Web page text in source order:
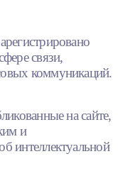
связи,
коммуникаций.
на сайте,
и
интеллектуальной